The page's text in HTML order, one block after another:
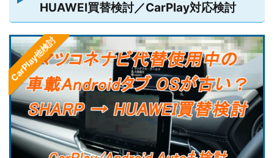
HUAWEI買替検討／CarPlay対応検討
CarPlay他検討